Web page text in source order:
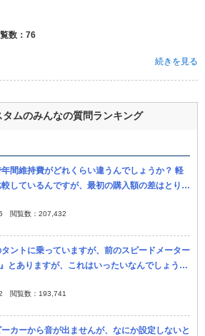
シーがあります。
数： 76
続きを見る
ムのみんなの質問ランキング
間維持費がどれくらい違うんでしょうか？ 軽
しているんですが、最初の購入額の差はとりあ
維持費の差がどうなるか自分なりに計算してみ
閲覧数： 207,432
ントに乗っていますが、前のスピードメーター
とありますが、これはいったいなんでしょう
ている場合、すぐに故障してしまうのでしょ
閲覧数： 193,741
カーから音が出ませんが、なにか設定しないと